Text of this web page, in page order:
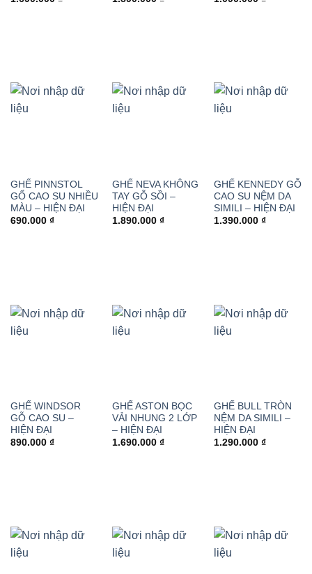
GHẾ PINNSTOL
GỔ CAO SU NHIỀU
MÀU – HIỆN ĐẠI
690.000 ₫
GHẾ NEVA KHÔNG
TAY GỖ SỒI –
HIỆN ĐẠI
1.890.000 ₫
GHẾ KENNEDY GỖ
CAO SU NỆM DA
SIMILI – HIỆN ĐẠI
1.390.000 ₫
GHẾ WINDSOR
GỖ CAO SU –
HIỆN ĐẠI
890.000 ₫
GHẾ ASTON BỌC
VẢI NHUNG 2 LỚP
– HIỆN ĐẠI
1.690.000 ₫
GHẾ BULL TRÒN
NỆM DA SIMILI –
HIỆN ĐẠI
1.290.000 ₫